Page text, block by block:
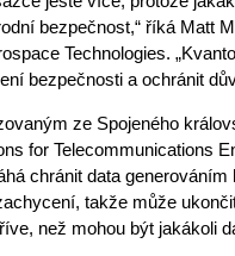
bezpečnost,“ říká Matt
Technologies.
bezpečnosti a ochránit
ze Spojeného
for Telecommunications
chránit data
takže může
než mohou být jakákoli